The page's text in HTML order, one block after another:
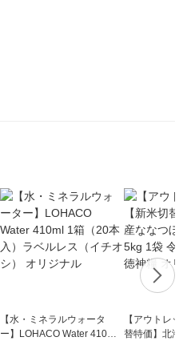
【水・ミネラルウォータ
ー】LOHACO Water 410ml
【アウトレッ
替特価】北海